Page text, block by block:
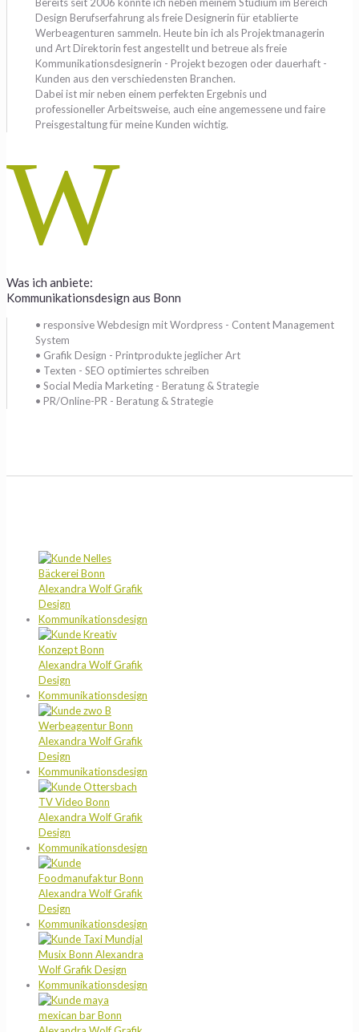
Design Berufserfahrung als freie Designerin für etablierte
Werbeagenturen sammeln. Heute bin ich als Projektmanagerin
und Art Direktorin fest angestellt und betreue als freie
Kommunikationsdesignerin - Projekt bezogen oder dauerhaft -
Kunden aus den verschiedensten Branchen.
Dabei ist mir neben einem perfekten Ergebnis und
professioneller Arbeitsweise, auch eine angemessene und faire
Preisgestaltung für meine Kunden wichtig.
W
Was ich anbiete:
Kommunikationsdesign aus Bonn
• responsive Webdesign mit Wordpress - Content Management
System
• Grafik Design - Printprodukte jeglicher Art
• Texten - SEO optimiertes schreiben
• Social Media Marketing - Beratung & Strategie
• PR/Online-PR - Beratung & Strategie